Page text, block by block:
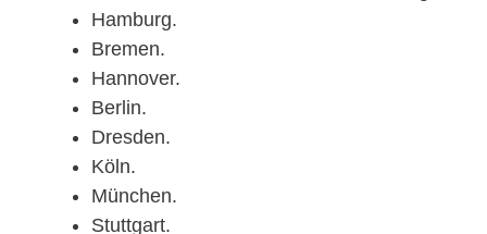
Hamburg.
Bremen.
Hannover.
Berlin.
Dresden.
Köln.
München.
Stuttgart.